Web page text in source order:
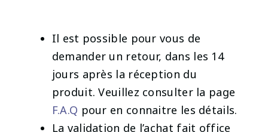
Il est possible pour vous de
demander un retour, dans les 14
jours après la réception du
produit. Veuillez consulter la page
F.A.Q pour en connaitre les détails.
La validation de l’achat fait office